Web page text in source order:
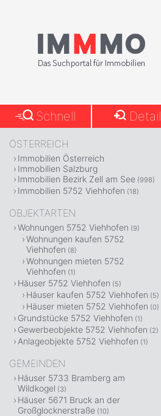
Schnell Detail
ÖSTERREICH
Immobilien Österreich
Immobilien Salzburg
Immobilien Bezirk Zell am See (998)
Immobilien 5752 Viehhofen (18)
OBJEKTARTEN
Wohnungen 5752 Viehhofen (9)
Wohnungen kaufen 5752
Viehhofen (8)
Wohnungen mieten 5752
Viehhofen (1)
Häuser 5752 Viehhofen (5)
Häuser kaufen 5752 Viehhofen (5)
Häuser mieten 5752 Viehhofen (0)
Grundstücke 5752 Viehhofen (1)
Gewerbeobjekte 5752 Viehhofen (2)
Anlageobjekte 5752 Viehhofen (1)
GEMEINDEN
Häuser 5733 Bramberg am
Wildkogel (3)
Häuser 5671 Bruck an der
Großglocknerstraße (10)